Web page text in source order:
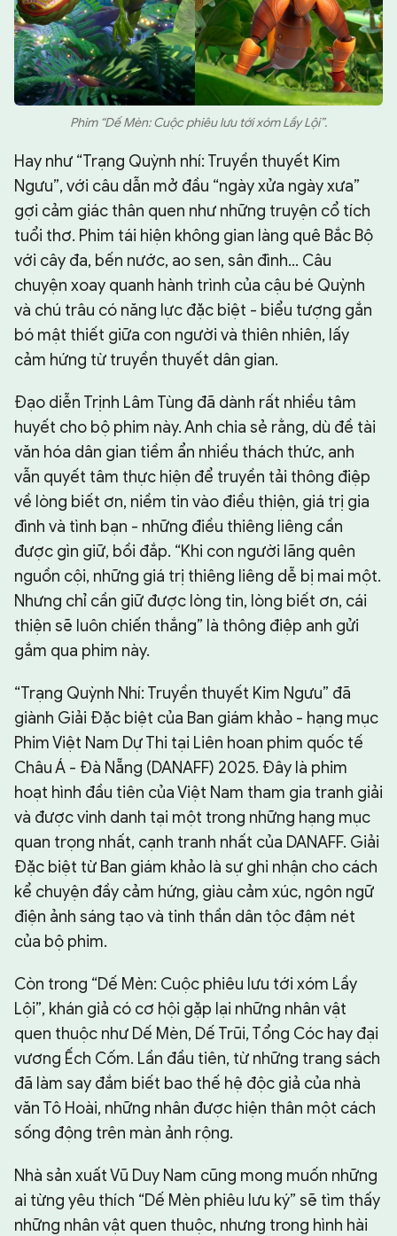
Phim “Dế Mèn: Cuộc phiêu lưu tới xóm Lầy Lội”.
Hay như “Trạng Quỳnh nhí: Truyền thuyết Kim
Ngưu”, với câu dẫn mở đầu “ngày xửa ngày xưa”
gợi cảm giác thân quen như những truyện cổ tích
tuổi thơ. Phim tái hiện không gian làng quê Bắc Bộ
với cây đa, bến nước, ao sen, sân đình... Câu
chuyện xoay quanh hành trình của cậu bé Quỳnh
và chú trâu có năng lực đặc biệt - biểu tượng gắn
bó mật thiết giữa con người và thiên nhiên, lấy
cảm hứng từ truyền thuyết dân gian.
Đạo diễn Trịnh Lâm Tùng đã dành rất nhiều tâm
huyết cho bộ phim này. Anh chia sẻ rằng, dù đề tài
văn hóa dân gian tiềm ẩn nhiều thách thức, anh
vẫn quyết tâm thực hiện để truyền tải thông điệp
về lòng biết ơn, niềm tin vào điều thiện, giá trị gia
đình và tình bạn - những điều thiêng liêng cần
được gìn giữ, bồi đắp. “Khi con người lãng quên
nguồn cội, những giá trị thiêng liêng dễ bị mai một.
Nhưng chỉ cần giữ được lòng tin, lòng biết ơn, cái
thiện sẽ luôn chiến thắng” là thông điệp anh gửi
gắm qua phim này.
“Trạng Quỳnh Nhí: Truyền thuyết Kim Ngưu” đã
giành Giải Đặc biệt của Ban giám khảo - hạng mục
Phim Việt Nam Dự Thi tại Liên hoan phim quốc tế
Châu Á - Đà Nẵng (DANAFF) 2025. Đây là phim
hoạt hình đầu tiên của Việt Nam tham gia tranh giải
và được vinh danh tại một trong những hạng mục
quan trọng nhất, cạnh tranh nhất của DANAFF. Giải
Đặc biệt từ Ban giám khảo là sự ghi nhận cho cách
kể chuyện đầy cảm hứng, giàu cảm xúc, ngôn ngữ
điện ảnh sáng tạo và tinh thần dân tộc đậm nét
của bộ phim.
Còn trong “Dế Mèn: Cuộc phiêu lưu tới xóm Lầy
Lội”, khán giả có cơ hội gặp lại những nhân vật
quen thuộc như Dế Mèn, Dế Trũi, Tổng Cóc hay đại
vương Ếch Cốm. Lần đầu tiên, từ những trang sách
đã làm say đắm biết bao thế hệ độc giả của nhà
văn Tô Hoài, những nhân được hiện thân một cách
sống động trên màn ảnh rộng.
Nhà sản xuất Vũ Duy Nam cũng mong muốn những
ai từng yêu thích “Dế Mèn phiêu lưu ký” sẽ tìm thấy
những nhân vật quen thuộc, nhưng trong hình hài